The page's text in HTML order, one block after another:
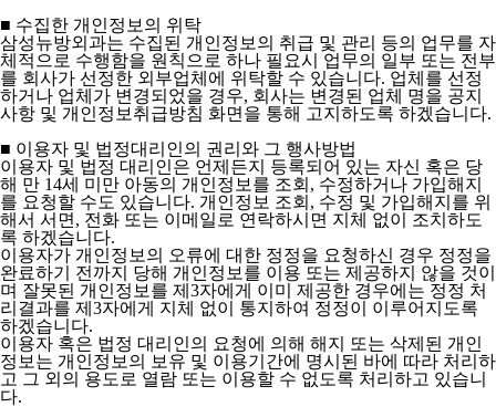
■ 수집한 개인정보의 위탁
삼성뉴방외과는 수집된 개인정보의 취급 및 관리 등의 업무를 자
체적으로 수행함을 원칙으로 하나 필요시 업무의 일부 또는 전부
를 회사가 선정한 외부업체에 위탁할 수 있습니다. 업체를 선정
하거나 업체가 변경되었을 경우, 회사는 변경된 업체 명을 공지
사항 및 개인정보취급방침 화면을 통해 고지하도록 하겠습니다.
■ 이용자 및 법정대리인의 권리와 그 행사방법
이용자 및 법정 대리인은 언제든지 등록되어 있는 자신 혹은 당
해 만 14세 미만 아동의 개인정보를 조회, 수정하거나 가입해지
를 요청할 수도 있습니다. 개인정보 조회, 수정 및 가입해지를 위
해서 서면, 전화 또는 이메일로 연락하시면 지체 없이 조치하도
록 하겠습니다.
이용자가 개인정보의 오류에 대한 정정을 요청하신 경우 정정을
완료하기 전까지 당해 개인정보를 이용 또는 제공하지 않을 것이
며 잘못된 개인정보를 제3자에게 이미 제공한 경우에는 정정 처
리결과를 제3자에게 지체 없이 통지하여 정정이 이루어지도록
하겠습니다.
이용자 혹은 법정 대리인의 요청에 의해 해지 또는 삭제된 개인
정보는 개인정보의 보유 및 이용기간에 명시된 바에 따라 처리하
고 그 외의 용도로 열람 또는 이용할 수 없도록 처리하고 있습니
다.